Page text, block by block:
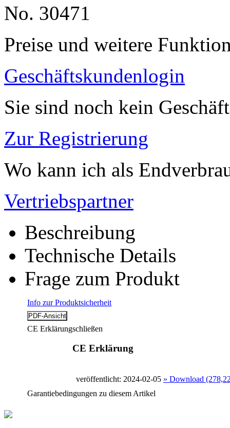
No. 30471
Preise und weitere
Geschäftskundenlogin
Sie sind noch kein
Zur Registrierung
Wo kann ich als
Vertriebspartner
Beschreibung
Technische Details
Frage zum Produkt
Info zur Produktsicherheit
CE Erklärungschließen
CE Erklärung
veröffentlicht: 2024-02-05 » Download
Garantiebedingungen zu diesem Artikel